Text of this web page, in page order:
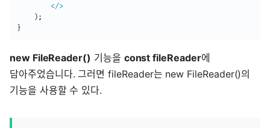
</>
) ;
}
new FileReader() 기능을 const fileReader에
담아주었습니다. 그러면 fileReader는 new FileReader()의
기능을 사용할 수 있다.